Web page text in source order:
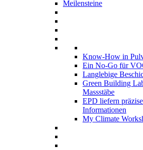
Meilensteine
Know-How in
Ein No-Go für
Langlebige
Green Building
Massstäbe
EPD liefern
Informationen
My Climate